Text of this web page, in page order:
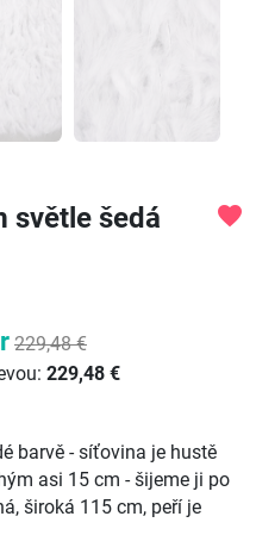
světle šedá favorite
229,48 €
229,48 €
barvě - síťovina je hustě
asi 15 cm - šijeme ji po
široká 115 cm, peří je